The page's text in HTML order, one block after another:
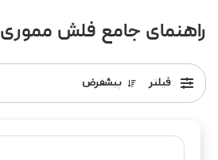
راهنمای جامع فلش مموری USB 2:
فیلتر پیشفرض